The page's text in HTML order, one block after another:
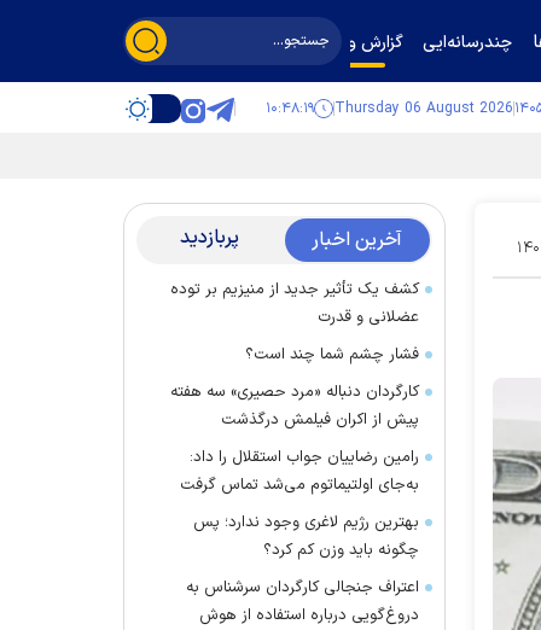
چندرسانه‌ایی گزارش و گفت‌وگو
Thursday 06 August 2026 ۱۰:۴۸:۲۱
۲۴ آخرین اخبار پربازدید
کشف یک تأثیر جدید از منیزیم بر توده
عضلانی و قدرت
فشار چشم شما چند است؟
کارگردان دنباله «مرد حصیری» سه هفته
پیش از اکران فیلمش درگذشت
رامین رضاییان جواب استقلال را داد:
به‌جای اولتیماتوم می‌شد تماس گرفت
بهترین رژیم لاغری وجود ندارد؛ پس
چگونه باید وزن کم کرد؟
اعتراف جنجالی کارگردان سرشناس به
دروغ‌گویی درباره استفاده از هوش